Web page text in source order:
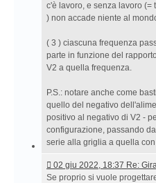
c'è lavoro, e senza lavoro
) non accade niente al
( 3 ) ciascuna frequenza
parte in funzione del
V2 a quella frequenza.
P.S.: notare anche come
quello del negativo
positivo al negativo di V2 -
configurazione, passando
serie alla griglia a quella
02
giu
02 giu 2022, 18:37 Re:
Se proprio si vuole